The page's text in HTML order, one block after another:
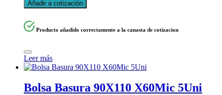
Añadir a cotización
Producto añadido correctamente a la canasta de cotizacion
Leer más
Bolsa Basura 90X110 X60Mic 5Uni